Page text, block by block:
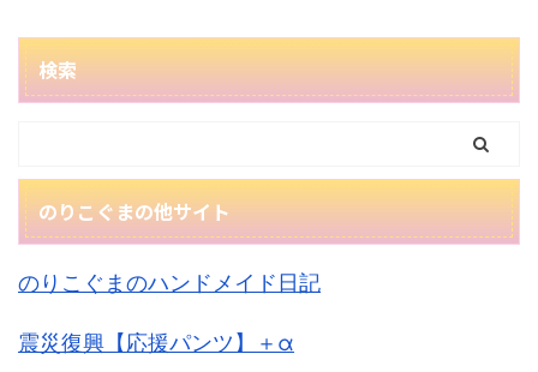
検索
のりこぐまの他サイト
のりこぐまのハンドメイド日記
震災復興【応援パンツ】＋α